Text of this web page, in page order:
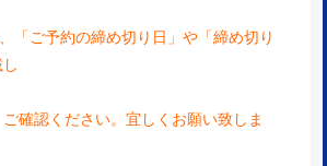
「ご予約の締め切り日」や「締め切り
確認ください。宜しくお願い致しま